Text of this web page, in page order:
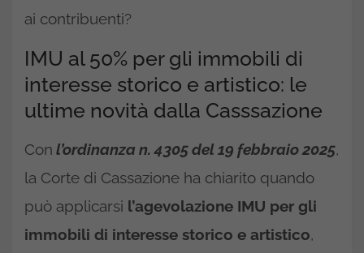
ai contribuenti?
IMU al 50% per gli immobili di
interesse storico e artistico: le
ultime novità dalla Casssazione
Con l’ordinanza n. 4305 del 19 febbraio 2025,
la Corte di Cassazione ha chiarito quando
può applicarsi l’agevolazione IMU per gli
immobili di interesse storico e artistico,